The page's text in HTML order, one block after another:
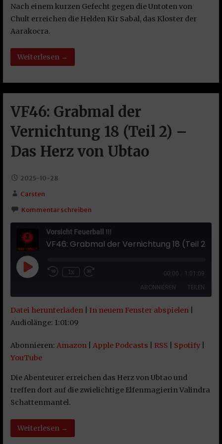
Nach einem kurzen Gefecht gegen die Untoten von
Chult erreichen die Helden Kir Sabal, das Kloster der
Aarakocra.
Weiterlesen →
VF46: Grabmal der
Vernichtung 18 (Teil 2) –
Das Herz von Ubtao
2025-10-28
Carsten
Kommentar schreiben
Vorsicht Feuerball !!!
Play Episode1x 00:00 1:01:09
ABONNIEREN TEILEN
Amazon
YouTube
TEILEN
EMBED
Datei herunterladen In neuem Fenster abspielen
Audiolänge: 1:01:09
Abonnieren: Amazon| Apple Podcasts RSS Spotify|
YouTube
Die Abenteurer erreichen das Herz von Ubtao und
treffen dort auf die zwielichtige Elfenmagierin Valindra
Schattenmantel.
Weiterlesen →